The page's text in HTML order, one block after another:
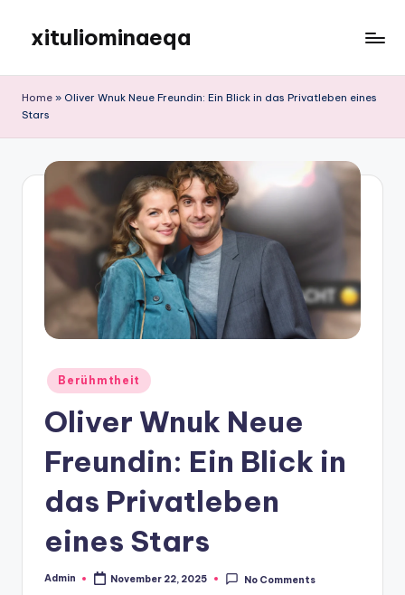
content
xituliominaeqa
Home » Oliver Wnuk Neue Freundin: Ein Blick in das Privatleben eines
Stars
Posted
in
Berühmtheit
Oliver Wnuk Neue
Freundin: Ein Blick in
das Privatleben
eines Stars
Posted
Admin November 22, 2025 No Comments